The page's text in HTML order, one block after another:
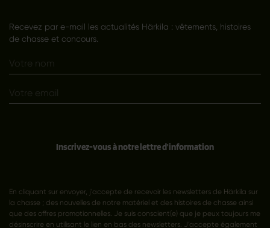
Recevez par e-mail les actualités Härkila : vêtements, histoires
de chasse et concours.
Inscrivez-vous à notre lettre d'information
En cliquant sur envoyer, j'accepte de recevoir les newsletters de Härkila sur
la chasse ; des nouvelles de notre matériel et des histoires de chasse ainsi
que des offres promotionnelles. Je suis conscient(e) que je peux toujours me
désinscrire en utilisant le lien en bas des newsletters. J’accepte également